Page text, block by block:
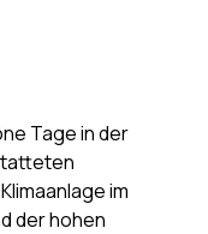
Tage in der
im
der hohen